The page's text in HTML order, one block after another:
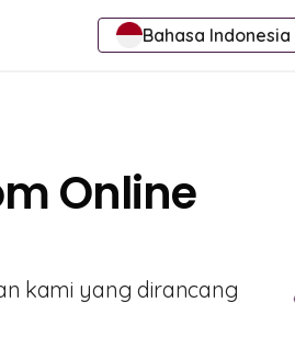
Bahasa Indonesia
Online
kami yang dirancang